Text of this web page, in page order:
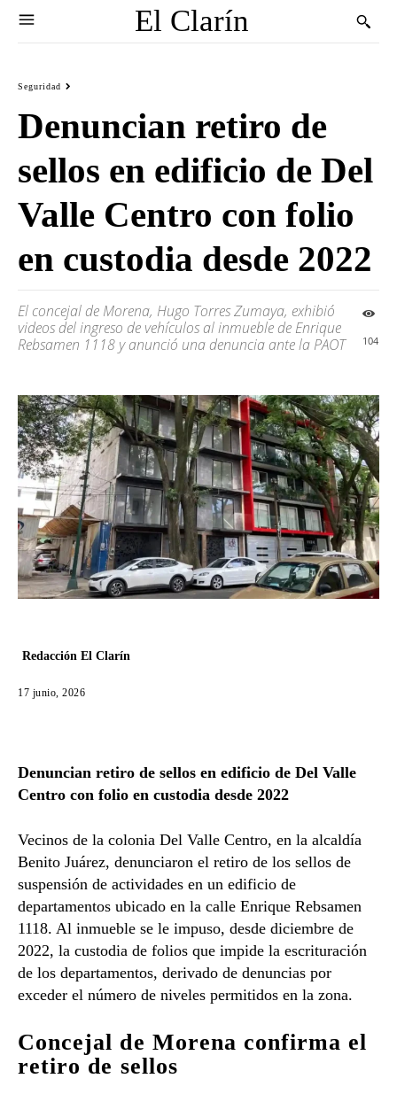
El Clarín
Seguridad
Denuncian retiro de
sellos en edificio de Del
Valle Centro con folio
en custodia desde 2022
El concejal de Morena, Hugo Torres Zumaya, exhibió
videos del ingreso de vehículos al inmueble de Enrique
Rebsamen 1118 y anunció una denuncia ante la PAOT
104
Redacción El Clarín
17 junio, 2026
Denuncian retiro de sellos en edificio de Del Valle
Centro con folio en custodia desde 2022
Vecinos de la colonia Del Valle Centro, en la alcaldía
Benito Juárez, denunciaron el retiro de los sellos de
suspensión de actividades en un edificio de
departamentos ubicado en la calle Enrique Rebsamen
1118. Al inmueble se le impuso, desde diciembre de
2022, la custodia de folios que impide la escrituración
de los departamentos, derivado de denuncias por
exceder el número de niveles permitidos en la zona.
Concejal de Morena confirma el
retiro de sellos